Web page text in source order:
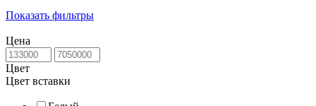
Показать фильтры
Цена
Цвет
Цвет вставки